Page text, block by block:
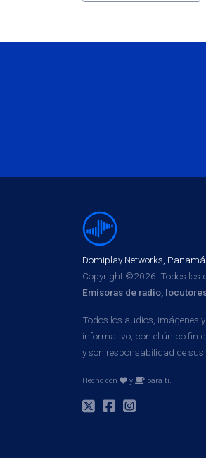
Domiplay Networks, Panamá
Copyright ©2026. Todos los
Emisoras de radio,
Todos los audios, imágenes
informativo, con el único fin
y son responsabilidad de
Hecho con y para ti.